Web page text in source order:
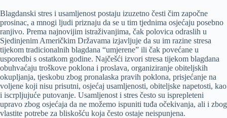
Blagdanski stres i usamljenost postaju izuzetno česti čim započne
prosinac, a mnogi ljudi priznaju da se u tim tjednima osjećaju posebno
ranjivo. Prema najnovijim istraživanjima, čak polovica odraslih u
Sjedinjenim Američkim Državama izjavljuje da su im razine stresa
tijekom tradicionalnih blagdana “umjerene” ili čak povećane u
usporedbi s ostatkom godine. Najčešći izvori stresa tijekom blagdana
obuhvaćaju troškove poklona i proslava, organiziranje obiteljskih
okupljanja, tjeskobu zbog pronalaska pravih poklona, prisjećanje na
voljene koji nisu prisutni, osjećaj usamljenosti, obiteljske napetosti, kao
i iscrpljujuće putovanje. Usamljenost i stres često su isprepleteni
upravo zbog osjećaja da ne možemo ispuniti tuđa očekivanja, ali i zbog
vlastite potrebe za bliskošću koja često ostaje neispunjena.